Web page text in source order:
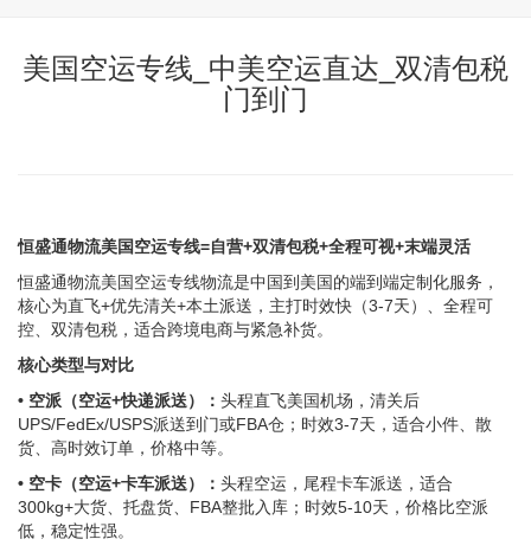
美国空运专线_中美空运直达_双清包税
门到门
恒盛通物流美国空运专线=自营+双清包税+全程可视+末端灵活
恒盛通物流美国空运专线物流是中国到美国的端到端定制化服务，
核心为直飞+优先清关+本土派送，主打时效快（3-7天）、全程可
控、双清包税，适合跨境电商与紧急补货。
核心类型与对比
• 空派（空运+快递派送）： 头程直飞美国机场，清关后
UPS/FedEx/USPS派送到门或FBA仓；时效3-7天，适合小件、散
货、高时效订单，价格中等。
• 空卡（空运+卡车派送）： 头程空运，尾程卡车派送，适合
300kg+大货、托盘货、FBA整批入库；时效5-10天，价格比空派
低，稳定性强。